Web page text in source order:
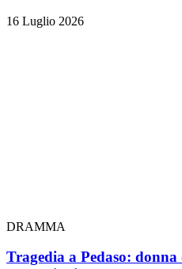
16 Luglio 2026
DRAMMA
Tragedia a Pedaso: